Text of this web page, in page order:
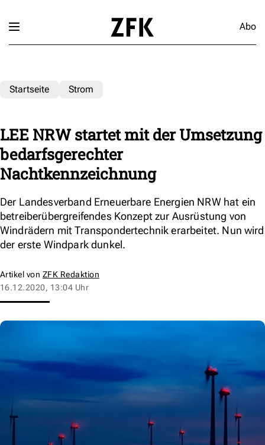
Abo
Startseite Strom
LEE NRW startet mit der Umsetzung
bedarfsgerechter
Nachtkennzeichnung
Der Landesverband Erneuerbare Energien NRW hat ein
betreiberübergreifendes Konzept zur Ausrüstung von
Windrädern mit Transpondertechnik erarbeitet. Nun wird
der erste Windpark dunkel.
Artikel von ZFK Redaktion
16.12.2020, 13:04 Uhr